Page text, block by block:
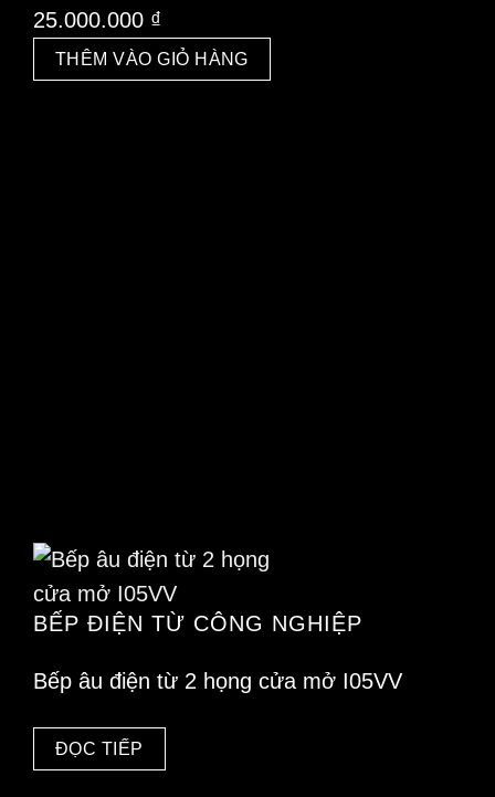
25.000.000 ₫
THÊM VÀO GIỎ HÀNG
BẾP ĐIỆN TỪ CÔNG NGHIỆP
Bếp âu điện từ 2 họng cửa mở I05VV
ĐỌC TIẾP